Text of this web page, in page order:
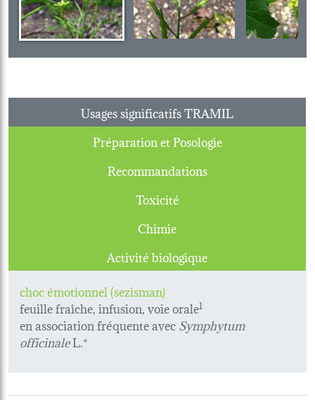
Usages significatifs TRAMIL
Préparation et Posologie
Recommandations
Toxicité
Chimie
Activité biologique
choc émotionnel (sezisman)
feuille fraîche, infusion, voie orale1
en association fréquente avecSymphytum
officinaleL.*